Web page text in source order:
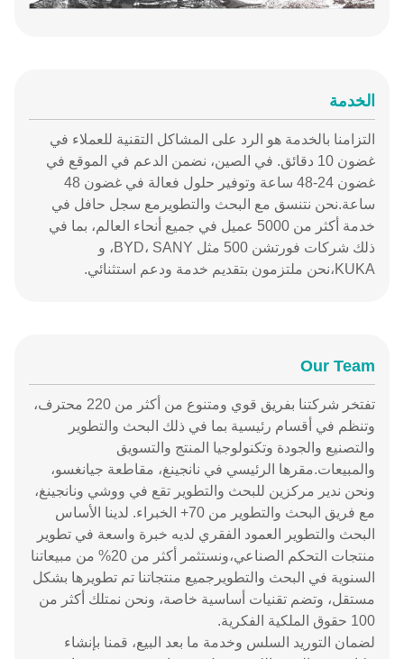
الخدمة
التزامنا بالخدمة هو الرد على المشاكل التقنية للعملاء في
غضون 10 دقائق. في الصين، نضمن الدعم في الموقع في
غضون 24-48 ساعة وتوفير حلول فعالة في غضون 48
ساعة.نحن نتنسق مع البحث والتطويرمع سجل حافل في
خدمة أكثر من 5000 عميل في جميع أنحاء العالم، بما في
ذلك شركات فورتشن 500 مثل BYD، SANY، و
KUKA،نحن ملتزمون بتقديم خدمة ودعم استثنائي.
Our Team
تفتخر شركتنا بفريق قوي ومتنوع من أكثر من 220 محترف،
وتنظم في أقسام رئيسية بما في ذلك البحث والتطوير
والتصنيع والجودة وتكنولوجيا المنتج والتسويق
والمبيعات.مقرها الرئيسي في نانجينغ، مقاطعة جيانغسو،
ونحن ندير مركزين للبحث والتطوير تقع في ووشي ونانجينغ،
مع فريق البحث والتطوير من 70+ الخبراء. لدينا الأساس
البحث والتطوير العمود الفقري لديه خبرة واسعة في تطوير
منتجات التحكم الصناعي،ونستثمر أكثر من 20% من مبيعاتنا
السنوية في البحث والتطويرجميع منتجاتنا تم تطويرها بشكل
مستقل، وتضم تقنيات أساسية خاصة، ونحن نمتلك أكثر من
100 حقوق الملكية الفكرية.
لضمان التوريد السلس وخدمة ما بعد البيع، قمنا بإنشاء